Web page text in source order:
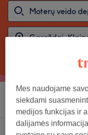
Rūšiuoti pagal
2 salonai, siūlantys:
Mes naudojame
siekdami
medijos funkcijas ir
dalijamės